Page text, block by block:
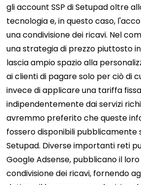
gli account SSP di Setupad oltre
tecnologia e, in questo caso,
una condivisione dei ricavi. Nel
una strategia di prezzo piuttosto
lascia ampio spazio alla
ai clienti di pagare solo per ciò di
invece di applicare una tariffa fissa
indipendentemente dai servizi
avremmo preferito che queste
fossero disponibili pubblicamente
Setupad. Diverse importanti reti
Google Adsense, pubblicano il
condivisione dei ricavi, fornendo